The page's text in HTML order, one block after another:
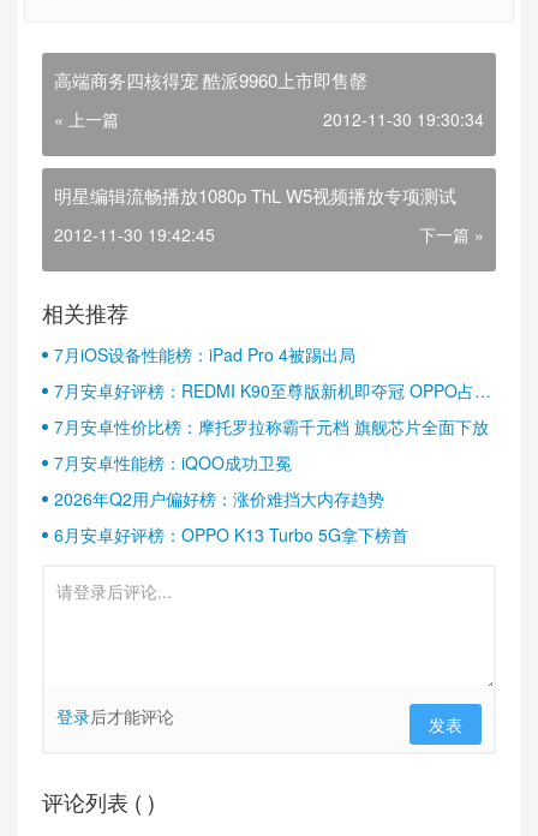
高端商务四核得宠 酷派9960上市即售罄
« 上一篇 2012-11-30 19:30:34
明星编辑流畅播放1080p ThL W5视频播放专项测试
2012-11-30 19:42:45 下一篇 »
相关推荐
7月iOS设备性能榜：iPad Pro 4被踢出局
7月安卓好评榜：REDMI K90至尊版新机即夺冠 OPPO占据
半壁江山
7月安卓性价比榜：摩托罗拉称霸千元档 旗舰芯片全面下放
7月安卓性能榜：iQOO成功卫冕
2026年Q2用户偏好榜：涨价难挡大内存趋势
6月安卓好评榜：OPPO K13 Turbo 5G拿下榜首
登录后才能评论 发表
评论列表 ( )